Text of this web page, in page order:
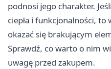
podnosi jego charakter.
ciepła i funkcjonalności, to
okazać się brakującym
Sprawdź, co warto o nim
uwagę przed zakupem.